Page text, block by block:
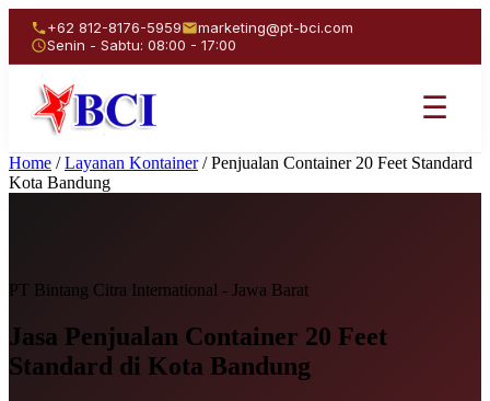
+62 812-8176-5959
marketing@pt-bci.com
Senin - Sabtu: 08:00 - 17:00
☰
Home / Layanan Kontainer / Penjualan Container 20 Feet Standard
Kota Bandung
PT Bintang Citra International - Jawa Barat
Jasa Penjualan Container 20 Feet
Standard di Kota Bandung